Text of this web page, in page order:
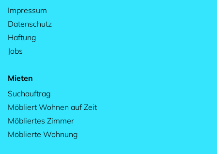
Impressum
Datenschutz
Haftung
Jobs
Mieten
Suchauftrag
Möbliert Wohnen auf Zeit
Möbliertes Zimmer
Möblierte Wohnung